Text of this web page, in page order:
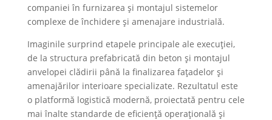
companiei în furnizarea și montajul sistemelor
complexe de închidere și amenajare industrială.
Imaginile surprind etapele principale ale execuției,
de la structura prefabricată din beton și montajul
anvelopei clădirii până la finalizarea fațadelor și
amenajărilor interioare specializate. Rezultatul este
o platformă logistică modernă, proiectată pentru cele
mai înalte standarde de eficiență operațională și